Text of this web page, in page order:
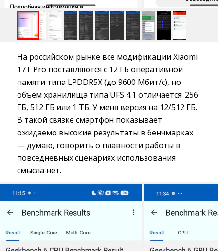
На российском рынке все модификации Xiaomi
17T Pro поставляются с 12 ГБ оперативной
памяти типа LPDDR5X (до 9600 Мбит/с), но
объём хранилища типа UFS 4.1 отличается: 256
ГБ, 512 ГБ или 1 ТБ. У меня версия на 12/512 ГБ.
В такой связке смартфон показывает
ожидаемо высокие результаты в бенчмарках
— думаю, говорить о плавности работы в
повседневных сценариях использования
смысла нет.